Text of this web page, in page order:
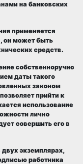
на банковских
применяется
он может быть
средств.
собственноручно
даты такого
законом
прийти к
использование
лично
совершить его в
экземплярах,
работника